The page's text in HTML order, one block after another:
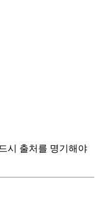
시 출처를 명기해야